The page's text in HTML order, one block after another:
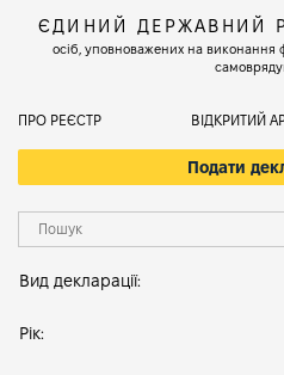
ЄДИНИЙ ДЕРЖАВНИЙ
осіб, уповноважених на виконання
ПРО РЕЄСТР ВІДКРИТИЙ
Подати
Вид декларації:
Рік: